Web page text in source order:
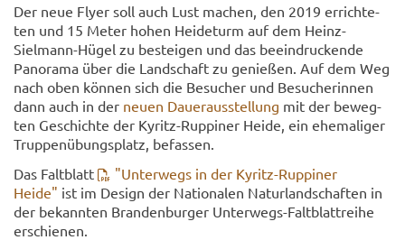
Der neue Flyer soll auch Lust ma­chen, den 2019 er­rich­te­
ten und 15 Meter hohen Hei­de­turm auf dem Heinz-​
Sielmann-Hügel zu be­stei­gen und das be­ein­dru­cken­de
Pan­ora­ma über die Land­schaft zu ge­nie­ßen. Auf dem Weg
nach oben kön­nen sich die Be­su­cher und Be­su­che­rin­nen
dann auch in der neuen Dau­er­aus­stel­lung mit der be­weg­
ten Ge­schich­te der Kyritz-​Ruppiner Heide, ein ehe­ma­li­ger
Trup­pen­übungs­platz, be­fas­sen.
Das Falt­blatt
"Un­ter­wegs in der Kyritz-​Ruppiner
Heide" ist im De­sign der Na­tio­na­len Na­tur­land­schaf­ten in
der be­kann­ten Bran­den­bur­ger Unterwegs-​Faltblattreihe
er­schie­nen.